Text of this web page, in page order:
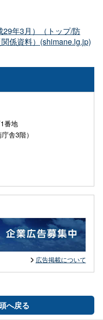
年3月）（トップ/防
係資料）(shimane.lg.jp)
番地
舎3階）
広告掲載について
へ戻る